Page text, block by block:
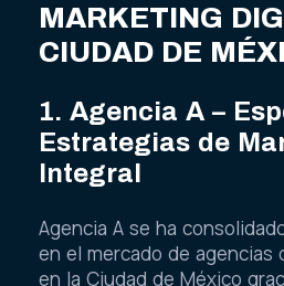
MARKETING
CIUDAD DE
1. Agencia A –
Estrategias de
Integral
Agencia A se ha
en el mercado de agencias
en la Ciudad de México